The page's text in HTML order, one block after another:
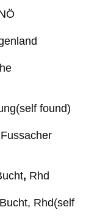
found)
Fussacher
, Rhd
Rhd(self